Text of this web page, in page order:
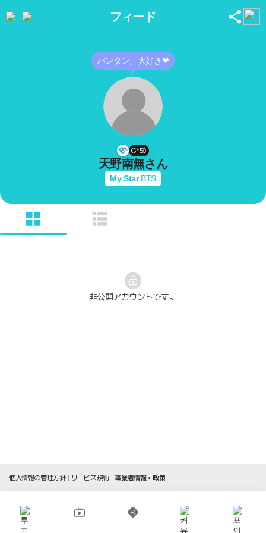
フィード
バンタン、大好き❤︎
50
天野南無さん
My StarBTS
非公開アカウントです。
個人情報の管理方針 サービス規約 事業者情報・政策